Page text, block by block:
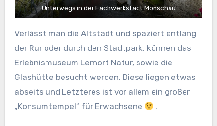
Unterwegs in der Fachwerkstadt Monschau
Verlässt man die Altstadt und spaziert entlang
der Rur oder durch den Stadtpark, können das
Erlebnismuseum Lernort Natur, sowie die
Glashütte besucht werden. Diese liegen etwas
abseits und Letzteres ist vor allem ein großer
„Konsumtempel“ für Erwachsene
.